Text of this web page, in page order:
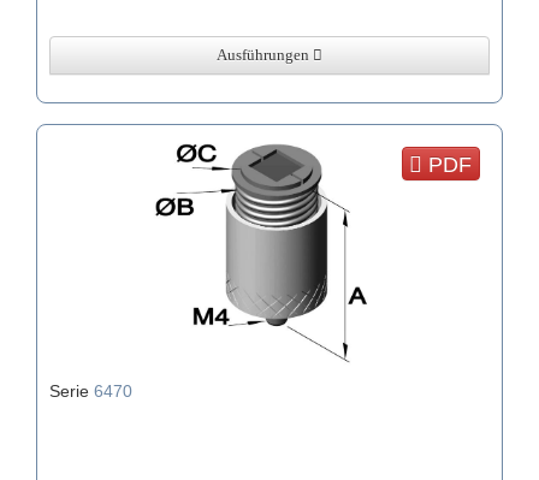
Ausführungen
PDF
Serie 6470